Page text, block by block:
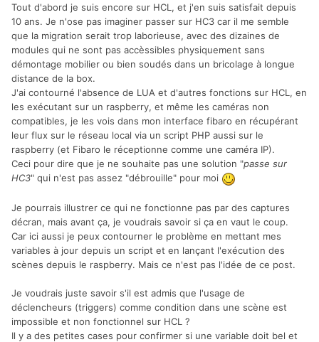
Tout d'abord je suis encore sur HCL, et j'en suis satisfait depuis
10 ans. Je n'ose pas imaginer passer sur HC3 car il me semble
que la migration serait trop laborieuse, avec des dizaines de
modules qui ne sont pas accèssibles physiquement sans
démontage mobilier ou bien soudés dans un bricolage à longue
distance de la box.
J'ai contourné l'absence de LUA et d'autres fonctions sur HCL, en
les exécutant sur un raspberry, et même les caméras non
compatibles, je les vois dans mon interface fibaro en récupérant
leur flux sur le réseau local via un script PHP aussi sur le
raspberry (et Fibaro le réceptionne comme une caméra IP).
Ceci pour dire que je ne souhaite pas une solution "passe sur
HC3" qui n'est pas assez "débrouille" pour moi
Je pourrais illustrer ce qui ne fonctionne pas par des captures
décran, mais avant ça, je voudrais savoir si ça en vaut le coup.
Car ici aussi je peux contourner le problème en mettant mes
variables à jour depuis un script et en lançant l'exécution des
scènes depuis le raspberry. Mais ce n'est pas l'idée de ce post.
Je voudrais juste savoir s'il est admis que l'usage de
déclencheurs (triggers) comme condition dans une scène est
impossible et non fonctionnel sur HCL ?
Il y a des petites cases pour confirmer si une variable doit bel et